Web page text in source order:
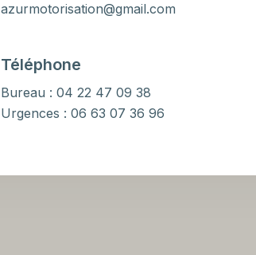
azurmotorisation@gmail.com
Téléphone
Bureau : 04 22 47 09 38
Urgences : 06 63 07 36 96